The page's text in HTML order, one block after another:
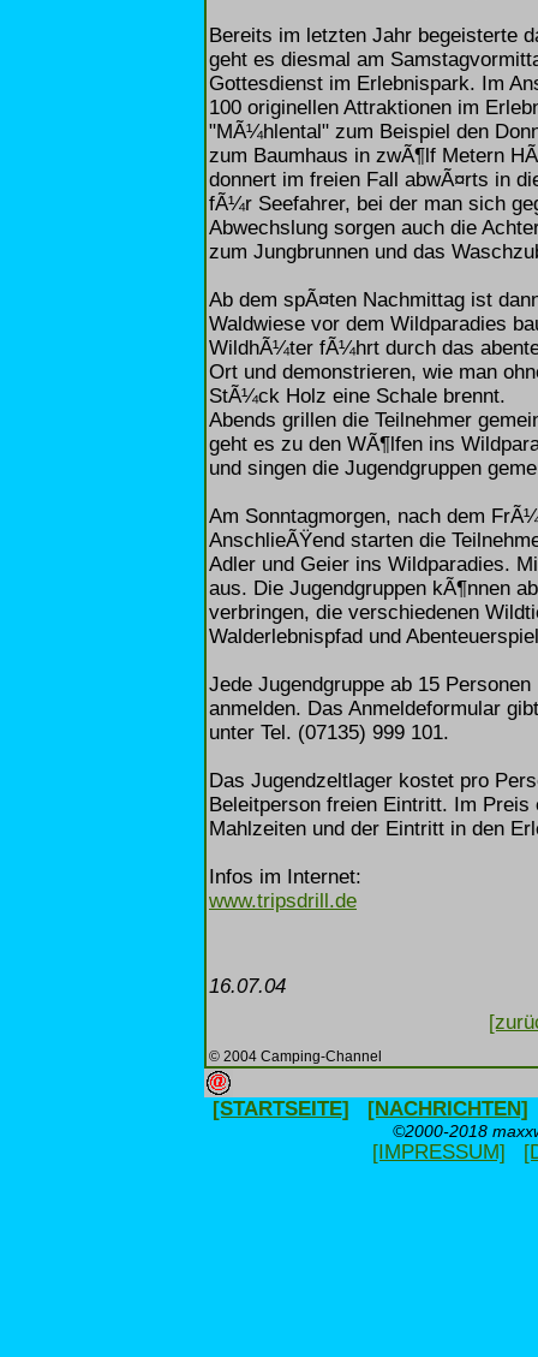
Bereits im letzten Jahr begeisterte
geht es diesmal am
Gottesdienst im Erlebnispark. Im
100 originellen Attraktionen im
"MÃ¼hlental" zum Beispiel den
zum Baumhaus in zwÃ¶lf Metern
donnert im freien Fall abwÃ¤rts in
fÃ¼r Seefahrer, bei der man sich
Abwechslung sorgen auch die
zum Jungbrunnen und das
Ab dem spÃ¤ten Nachmittag ist
Waldwiese vor dem Wildparadies
WildhÃ¼ter fÃ¼hrt durch das
Ort und demonstrieren, wie man
StÃ¼ck Holz eine Schale brennt.
Abends grillen die Teilnehmer
geht es zu den WÃ¶lfen ins
und singen die Jugendgruppen
Am Sonntagmorgen, nach dem
AnschlieÃŸend starten die
Adler und Geier ins Wildparadies.
aus. Die Jugendgruppen kÃ¶nnen
verbringen, die verschiedenen
Walderlebnispfad und
Jede Jugendgruppe ab 15
anmelden. Das Anmeldeformular
unter Tel. (07135) 999 101.
Das Jugendzeltlager kostet pro
Beleitperson freien Eintritt. Im
Mahlzeiten und der Eintritt in den
Infos im Internet:
www.tripsdrill.de
16.07.04
© 2004 Camping-Channel
[STARTSEITE] [NACHRICHTEN]
©2000-2018
[IMPRESSUM]